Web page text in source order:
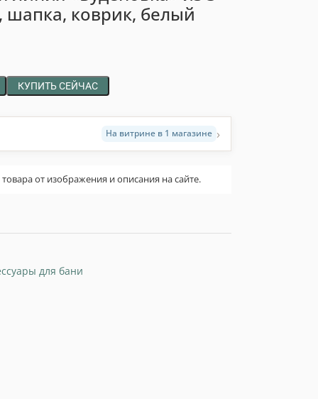
шапка, коврик, белый
КУПИТЬ СЕЙЧАС
На витрине в 1 магазине ›
от изображения и описания на сайте.
для бани